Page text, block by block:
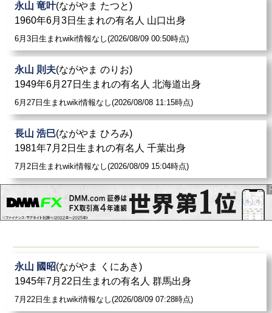
永山 竜叶(ながやま たつと)
1960年6月3日生まれの有名人 山口出身
6月3日生まれwiki情報なし(2026/08/09 00:50時点)
永山 則夫(ながやま のりお)
1949年6月27日生まれの有名人 北海道出身
6月27日生まれwiki情報なし(2026/08/08 11:15時点)
長山 浩巳(ながやま ひろみ)
1981年7月2日生まれの有名人 千葉出身
7月2日生まれwiki情報なし(2026/08/09 15:04時点)
永山 國昭(ながやま くにあき)
1945年7月22日生まれの有名人 群馬出身
7月22日生まれwiki情報なし(2026/08/09 07:28時点)